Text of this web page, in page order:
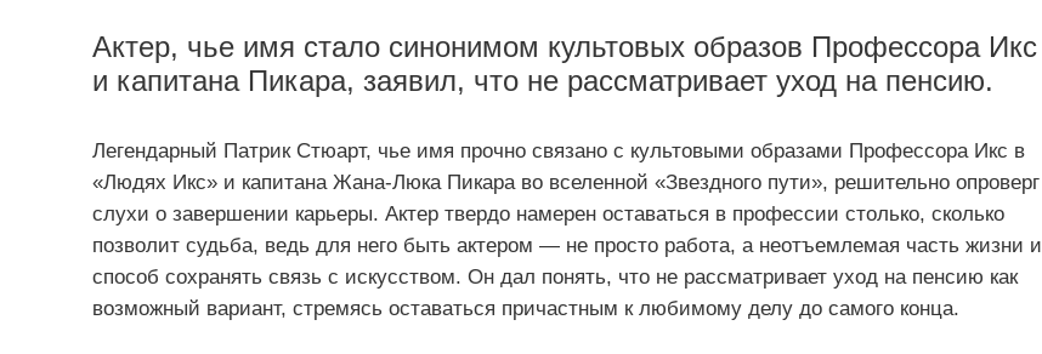
Актер, чье имя стало синонимом культовых образов Профессора Икс
и капитана Пикара, заявил, что не рассматривает уход на пенсию.
Легендарный Патрик Стюарт, чье имя прочно связано с культовыми образами Профессора Икс в
«Людях Икс» и капитана Жана‑Люка Пикара во вселенной «Звездного пути», решительно опроверг
слухи о завершении карьеры. Актер твердо намерен оставаться в профессии столько, сколько
позволит судьба, ведь для него быть актером — не просто работа, а неотъемлемая часть жизни и
способ сохранять связь с искусством. Он дал понять, что не рассматривает уход на пенсию как
возможный вариант, стремясь оставаться причастным к любимому делу до самого конца.